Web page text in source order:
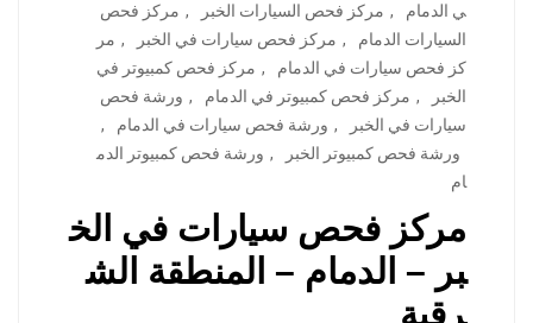
ي الدمام
, مركز فحص السيارات الخبر , مركز فحص
السيارات الدمام
, مركز فحص سيارات في الخبر , مر
كز فحص سيارات في الدمام
, مركز فحص كمبيوتر في
الخبر
, مركز فحص كمبيوتر في الدمام , ورشة فحص
سيارات في الخبر
, ورشة فحص سيارات في الدمام
,
ورشة فحص كمبيوتر الخبر
, ورشة فحص كمبيوتر الدم
ام
مركز فحص سيارات في الخ
بر – الدمام – المنطقة الش
رقية